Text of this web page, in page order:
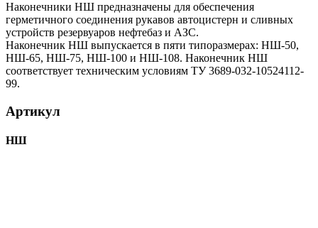
Наконечники НШ предназначены для обеспечения
герметичного соединения рукавов автоцистерн и сливных
устройств резервуаров нефтебаз и АЗС.
Наконечник НШ выпускается в пяти типоразмерах: НШ-50,
НШ-65, НШ-75, НШ-100 и НШ-108. Наконечник НШ
соответствует техническим условиям ТУ 3689-032-10524112-
99.
Артикул
НШ